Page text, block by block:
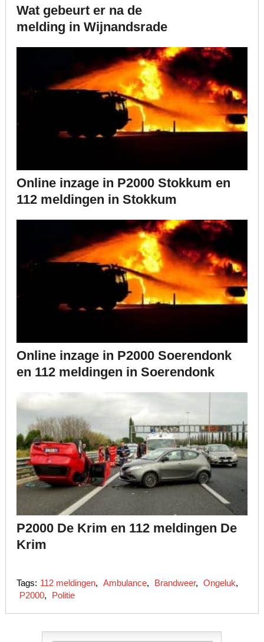
Wat gebeurt er na de
melding in Wijnandsrade
Online inzage in P2000 Stokkum en
112 meldingen in Stokkum
Online inzage in P2000 Soerendonk
en 112 meldingen in Soerendonk
P2000 De Krim en 112 meldingen De
Krim
Tags: 112 meldingen, Ambulance, Brandweer, Ongeluk,
P2000, Politie